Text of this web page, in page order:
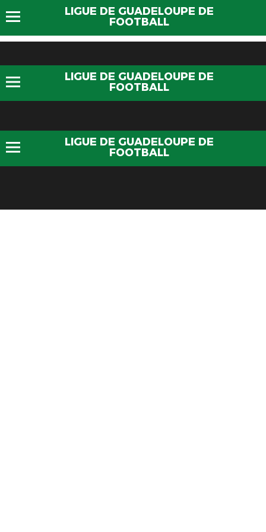
LIGUE DE GUADELOUPE DE
FOOTBALL